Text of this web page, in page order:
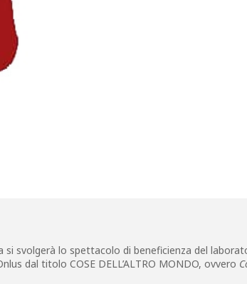
svolgerà lo spettacolo di beneficienza del
dal titolo COSE DELL’ALTRO MONDO, ovvero